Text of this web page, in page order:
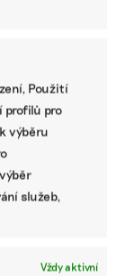
Použití
profilů pro
výběru
služeb,
Vždy aktivní